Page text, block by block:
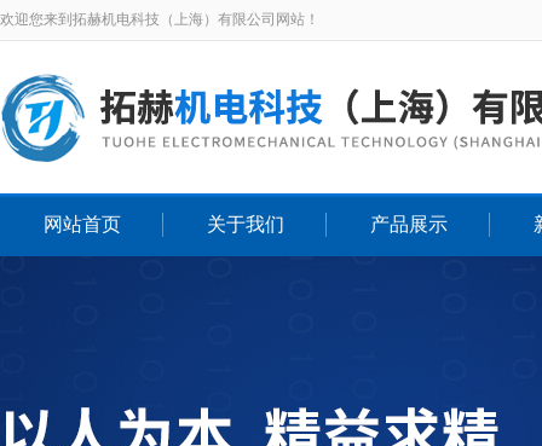
欢迎您来到拓赫机电科技（上海）有限公司网站！
网站首页 关于我们 产品展示